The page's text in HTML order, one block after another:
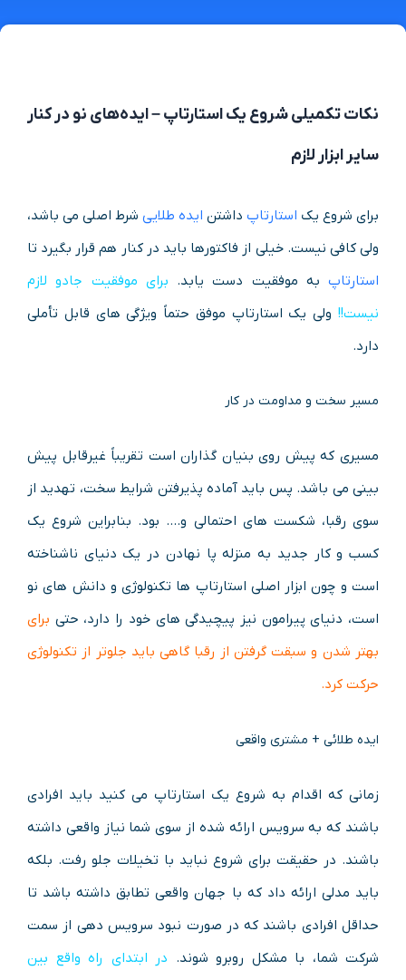
نکات تکمیلی شروع یک استارتاپ – ایده‌های نو در کنار
سایر ابزار لازم
برای شروع یک استارتاپ داشتن ایده طلایی شرط اصلی می باشد،
ولی کافی نیست. خیلی از فاکتورها باید در کنار هم قرار بگیرد تا
استارتاپ به موفقیت دست یابد. برای موفقیت جادو لازم
نیست!! ولی یک استارتاپ موفق حتماً ویژگی‌ های قابل تأملی
دارد.
مسیر سخت و مداومت در کار
مسیری که پیش روی بنیان گذاران است تقریباً غیرقابل پیش‌
بینی می باشد. پس باید آماده پذیرفتن شرایط سخت، تهدید از
سوی رقبا، شکست های احتمالی و…. بود. بنابراین شروع یک
کسب‌ و کار جدید به منزله پا نهادن در یک دنیای ناشناخته
است و چون ابزار اصلی استارتاپ ها تکنولوژی و دانش های نو
است، دنیای پیرامون نیز پیچیدگی های خود را دارد، حتی برای
بهتر شدن و سبقت گرفتن از رقبا گاهی باید جلوتر از تکنولوژی
حرکت کرد.
ایده طلائی + مشتری واقعی
زمانی که اقدام به شروع یک استارتاپ می کنید باید افرادی
باشند که به سرویس ارائه شده از سوی شما نیاز واقعی داشته
باشند. در حقیقت برای شروع نباید با تخیلات جلو رفت. بلکه
باید مدلی ارائه داد که با جهان واقعی تطابق داشته باشد تا
حداقل افرادی باشند که در صورت نبود سرویس دهی از سمت
شرکت شما، با مشکل روبرو شوند. در ابتدای راه واقع بین